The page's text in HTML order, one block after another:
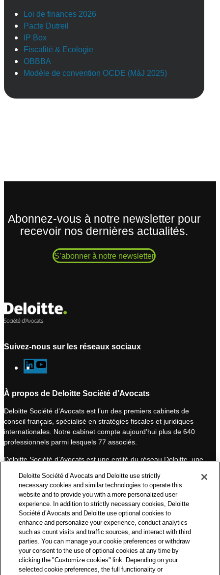
Loi de finances 2026
Pacte Dutreil
IP Box
Fiscalité & Ecologie
OBBBA
Modèle de convention OCDE (MàJ 2025)
Abonnez-vous à notre newsletter pour
recevoir nos dernières actualités.
S’abonner à notre newsletter
Suivez-nous sur les réseaux sociaux
L
i
k
e
d
I
n
o
T
u
b
e
À propos de Deloitte Société d’Avocats
Deloitte Société d’Avocats est l’un des premiers cabinets de
conseil français, spécialisé en stratégies fiscales et juridiques
internationales. Notre cabinet compte aujourd’hui plus de 640
professionnels parmi lesquels 77 associés.
Deloitte Société d’Avocats est une entité du réseau Deloitte, une
professionnels et à ce titre, travaille avec les 50 000 fiscalistes
et juristes de Deloitte situés dans 150 pays.
Les informations contenues sur ce blog ont pour objectif
d’informer ses lecteurs de manière générale. Elles ne peuvent
en aucun cas se substituer à un conseil délivré par un
professionnel en fonction d’une situation donnée. Un soin
particulier est apporté à la rédaction de nos articles, néanmoins
Deloitte Société d’Avocats décline toute responsabilité relative
aux éventuelles erreurs et omissions qu’ils pourraient contenir.​
Deloitte Société d’Avocats and Deloitte use strictly
necessary cookies and similar technologies to operate this
website and to provide you with a more personalized user
experience. In addition to strictly necessary cookies, Deloitte
Société d’Avocats and Deloitte use optional cookies to
enhance and personalize your experience, conduct analytics
such as count visits and traffic sources, and interact with third
parties. You can manage your cookie preferences or withdraw
your consent to the use of optional cookies at any time by
clicking the "Customize cookies" link. Depending on your
selected cookie preferences, the full functionality or